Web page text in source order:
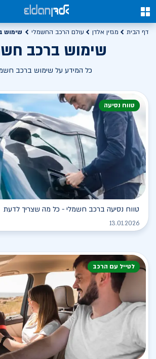
0
דף הבית מגזין אלדן עולם הרכב החשמלי שימוש
שימוש ברכב
כל המידע על שימוש ברכב
טווח נסיעה
טווח נסיעה ברכב חשמלי - כל מה שצריך לדעת
13.01.2026
לטייל עם הרכב